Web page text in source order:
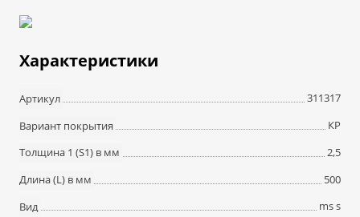
Характеристики
Артикул
311317
Вариант покрытия
КР
Толщина 1 (S1) в мм
2,5
Длина (L) в мм
500
Вид
ms s